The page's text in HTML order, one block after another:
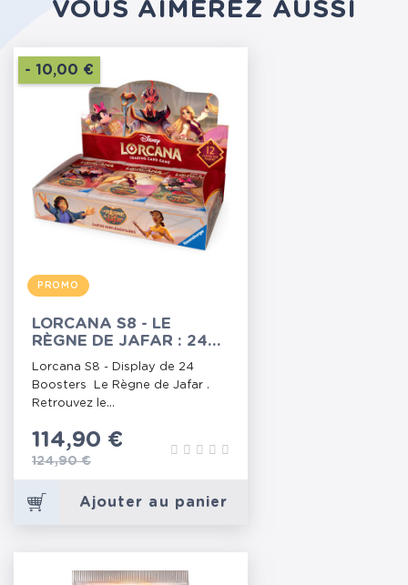
VOUS AIMEREZ AUSSI
- 10,00 €
PROMO
LORCANA S8 - LE
RÈGNE DE JAFAR : 24
Lorcana S8 - Display de 24
Boosters Le Règne de Jafar .
Retrouvez le...
Prix
114,90 €
Prix de base
124,90 €
Ajouter au panier